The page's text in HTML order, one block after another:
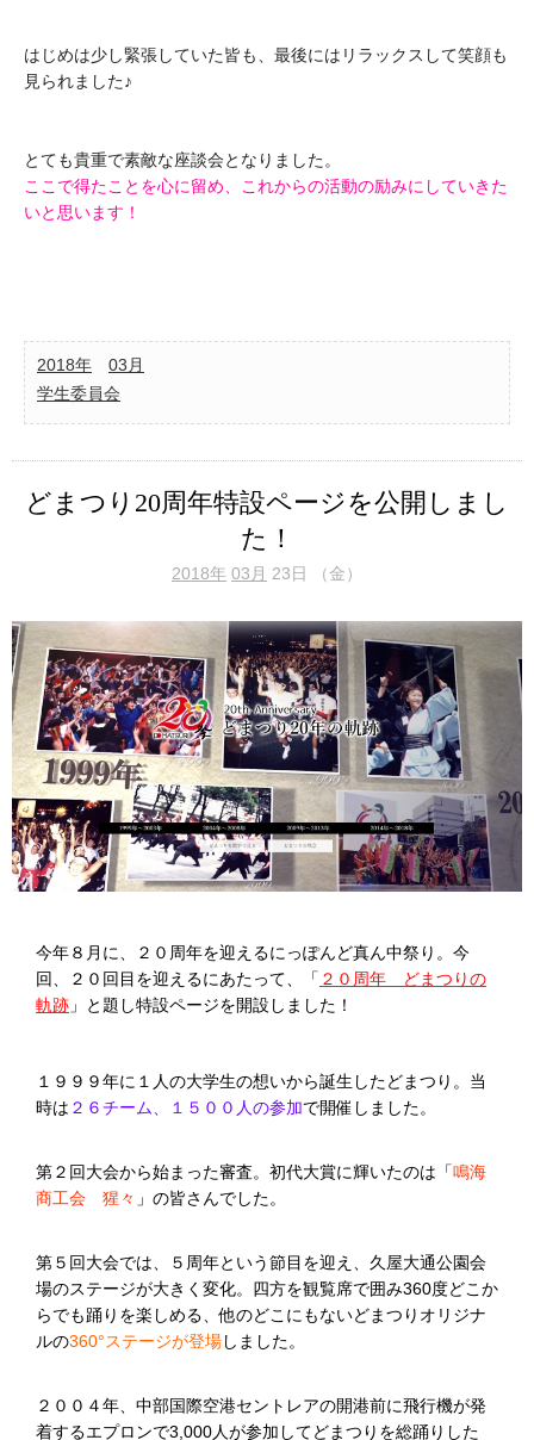
はじめは少し緊張していた皆も、最後にはリラックスして笑顔も
見られました♪
とても貴重で素敵な座談会となりました。
ここで得たことを心に留め、これからの活動の励みにしていきた
いと思います！
2018年
03月
学生委員会
どまつり20周年特設ページを公開しまし
た！
2018年 03月 23日 （金）
今年８月に、２０周年を迎えるにっぽんど真ん中祭り。今
回、２０回目を迎えるにあたって、「 ２０周年 どまつりの
軌跡 」と題し特設ページを開設しました！
１９９９年に１人の大学生の想いから誕生したどまつり。当
時は ２６チーム、１５００人の参加で開催しました。
第２回大会から始まった審査。初代大賞に輝いたのは「鳴海
商工会 猩々 」の皆さんでした。
第５回大会では、５周年という節目を迎え、久屋大通公園会
場のステージが大きく変化。四方を観覧席で囲み360度どこか
らでも踊りを楽しめる、他のどこにもないどまつりオリジナ
ルの360°ステージが登場しました。
２００４年、中部国際空港セントレアの開港前に飛行機が発
着するエプロンで3,000人が参加してどまつりを総踊りした